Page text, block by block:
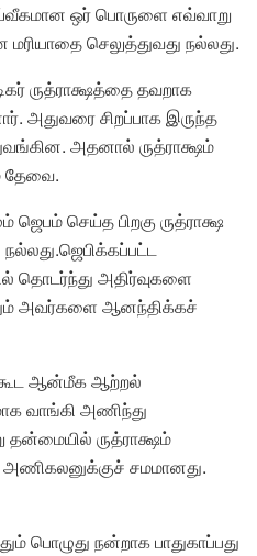
ஒர் பொருளை எவ்வாறு
செலுத்துவது நல்லது.
ருத்ராக்ஷத்தை தவறாக
அதுவரை சிறப்பாக இருந்த
அதனால் ருத்ராக்ஷம்
தேவை.
ஜெபம் செய்த பிறகு ருத்ராக்ஷ
தொடர்ந்து அதிர்வுகளை
அவர்களை ஆனந்திக்கச்
கூட ஆன்மீக ஆற்றல்
வாங்கி அணிந்து
ருத்ராக்ஷம்
சமமானது.
பொழுது நன்றாக பாதுகாப்பது